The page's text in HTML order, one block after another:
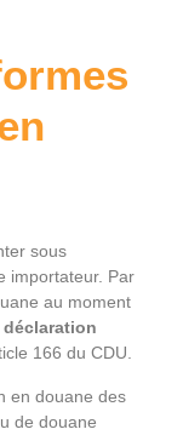
sous
importateur. Par
au moment
déclaration
166 du CDU.
en douane des
de douane